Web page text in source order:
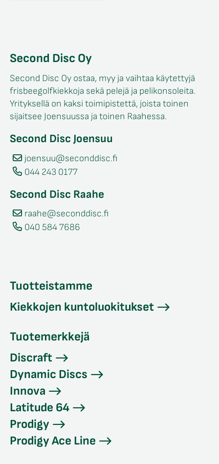
Second Disc Oy
Second Disc Oy ostaa, myy ja vaihtaa käytettyjä
frisbeegolfkiekkoja sekä pelejä ja pelikonsoleita.
Yrityksellä on kaksi toimipistettä, joista toinen
sijaitsee Joensuussa ja toinen Raahessa.
Second Disc Joensuu
joensuu@seconddisc.fi
044 243 0177
Second Disc Raahe
raahe@seconddisc.fi
040 584 7686
Tuotteistamme
Kiekkojen kuntoluokitukset
Tuotemerkkejä
Discraft
Dynamic Discs
Innova
Latitude 64
Prodigy
Prodigy Ace Line